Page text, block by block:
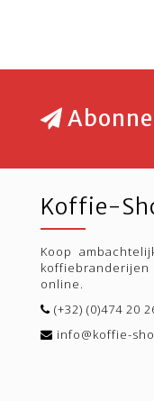
Koffie-
Koop
online.
(+32) (0)474 20
info@koffie-